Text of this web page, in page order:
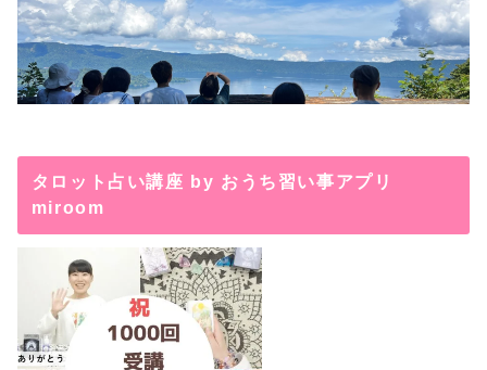
タロット占い講座 by おうち習い事アプリ
miroom